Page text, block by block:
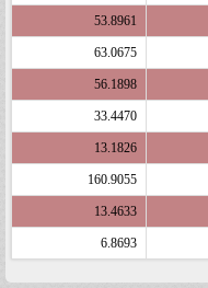
53.8961
63.0675
56.1898
33.4470
13.1826
160.9055
13.4633
6.8693